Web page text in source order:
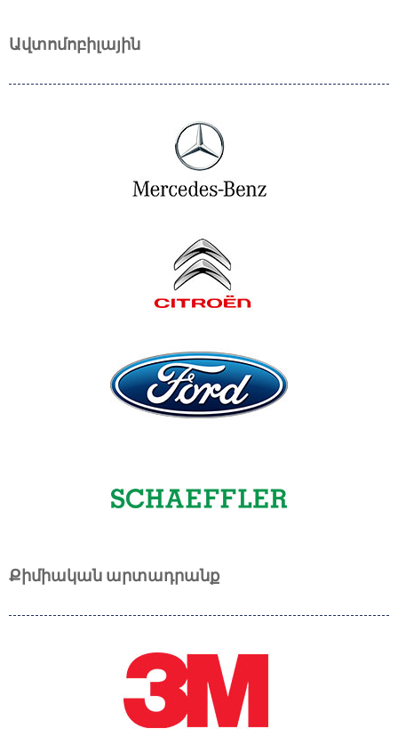
Ավտոմոբիլային
Քիմիական արտադրանք